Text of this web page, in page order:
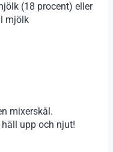
(18 procent) eller
mjölk
mixerskål.
upp och njut!